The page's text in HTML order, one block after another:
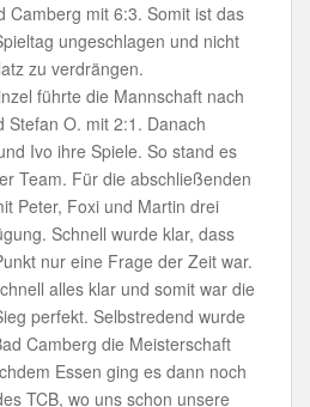
Camberg mit 6:3. Somit ist das
ungeschlagen und nicht
zu verdrängen.
führte die Mannschaft nach
Stefan O. mit 2:1. Danach
Ivo ihre Spiele. So stand es
Team. Für die abschließenden
Peter, Foxi und Martin drei
Schnell wurde klar, dass
nur eine Frage der Zeit war.
alles klar und somit war die
perfekt. Selbstredend wurde
Camberg die Meisterschaft
Essen ging es dann noch
TCB, wo uns schon unsere